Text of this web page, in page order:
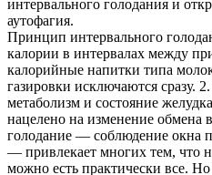
интервального голодания и
аутофагия.
Принцип интервального
калории в интервалах между
калорийные напитки типа
газировки исключаются сразу.
метаболизм и состояние
нацелено на изменение обмена
голодание — соблюдение окна
— привлекает многих тем, что
можно есть практически все.